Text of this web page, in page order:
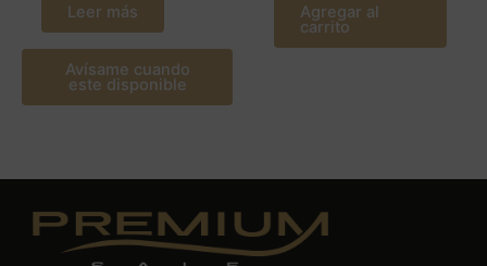
Leer más
Avísame cuando
este disponible
Agregar al
carrito